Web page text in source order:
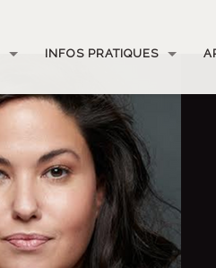
INFOS PRATIQUES